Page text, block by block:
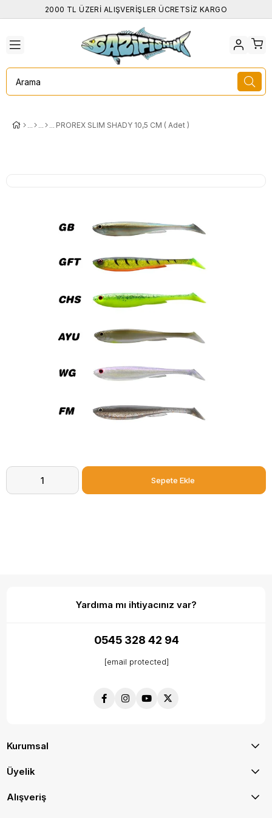
2000 TL ÜZERİ ALIŞVERİŞLER ÜCRETSİZ KARGO
PROREX SLIM SHADY 10,5 CM ( Adet )
Yardıma mı ihtiyacınız var?
0545 328 42 94
[email protected]
Kurumsal
Üyelik
Alışveriş